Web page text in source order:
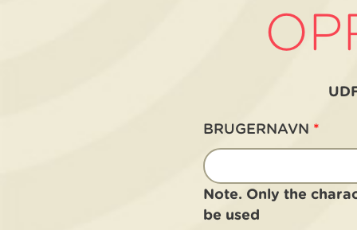
BRUGERNAVN *
Note. Only the
be used